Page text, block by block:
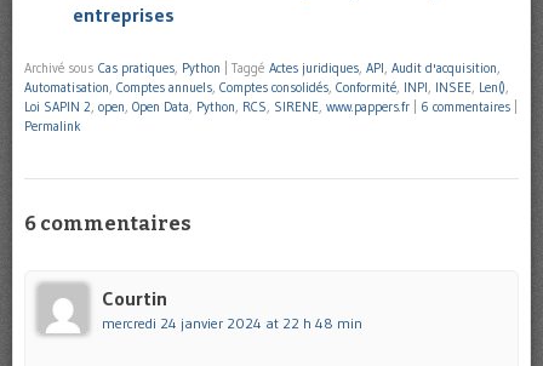
entreprises
Archivé sous Cas pratiques Python Taggé Actes juridiques API Audit d'acquisition
Automatisation Comptes annuels Comptes consolidés Conformité INPI INSEE Len()
Loi SAPIN 2 open Open Data Python RCS SIRENE www.pappers.fr 6 commentaires
Permalink
6 commentaires
Courtin
mercredi 24 janvier 2024 at 22 h 48 min